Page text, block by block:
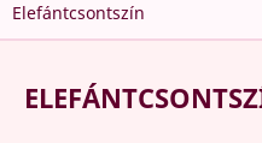
Elefántcsontszín